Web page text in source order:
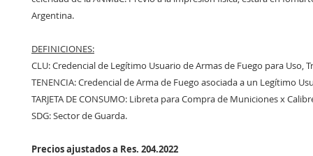
Argentina.
DEFINICIONES:
CLU: Credencial de Legítimo Usuario de Armas de Fuego para Uso,
TENENCIA: Credencial de Arma de Fuego asociada a un Legítimo
TARJETA DE CONSUMO: Libreta para Compra de Municiones x
SDG: Sector de Guarda.
Precios ajustados a Res. 204.2022